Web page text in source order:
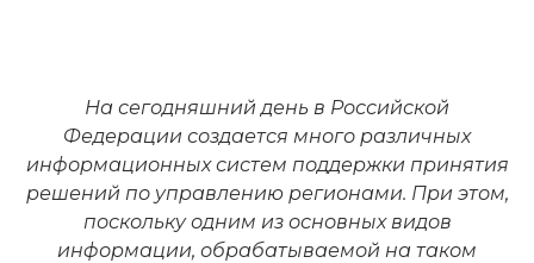
На сегодняшний день в Российской
Федерации создается много различных
информационных систем поддержки принятия
решений по управлению регионами. При этом,
поскольку одним из основных видов
информации, обрабатываемой на таком